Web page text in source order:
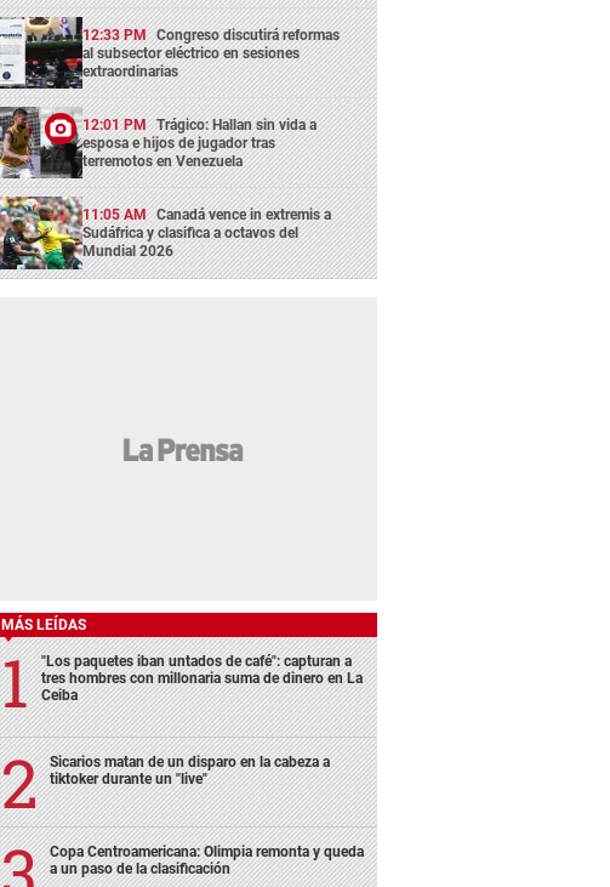
12:33 PM Congreso discutirá reformas
al subsector eléctrico en sesiones
extraordinarias
12:01 PM Trágico: Hallan sin vida a
esposa e hijos de jugador tras
terremotos en Venezuela
11:05 AM Canadá vence in extremis a
Sudáfrica y clasifica a octavos del
Mundial 2026
MÁS LEÍDAS
"Los paquetes iban untados de café": capturan a
tres hombres con millonaria suma de dinero en La
Ceiba
Sicarios matan de un disparo en la cabeza a
tiktoker durante un "live"
Copa Centroamericana: Olimpia remonta y queda
a un paso de la clasificación